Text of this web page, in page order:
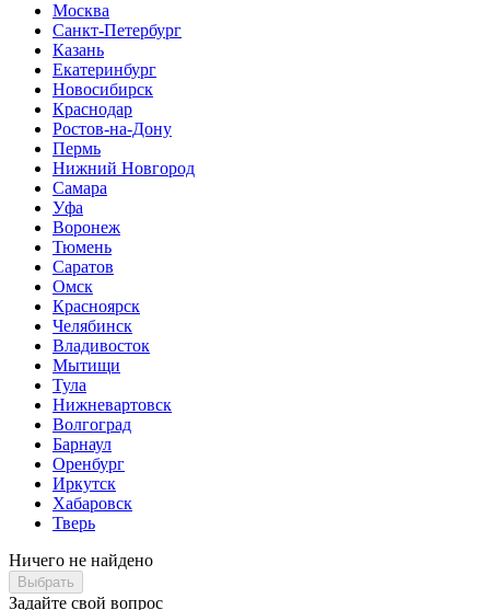
Москва
Санкт-Петербург
Казань
Екатеринбург
Новосибирск
Краснодар
Ростов-на-Дону
Пермь
Нижний Новгород
Самара
Уфа
Воронеж
Тюмень
Саратов
Омск
Красноярск
Челябинск
Владивосток
Мытищи
Тула
Нижневартовск
Волгоград
Барнаул
Оренбург
Иркутск
Хабаровск
Тверь
Ничего не найдено
Выбрать
Задайте свой вопрос